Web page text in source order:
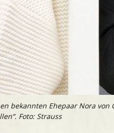
bekannten Ehepaar Nora
Foto: Strauss